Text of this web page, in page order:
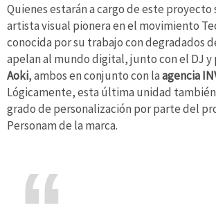
Quienes estarán a cargo de este proyecto
artista visual pionera en el movimiento
conocida por su trabajo con degradados
apelan al mundo digital, junto con el DJ
Aoki, ambos en conjunto con laagencia
Lógicamente, esta última unidad
grado de personalización por parte del
Personam de la marca.